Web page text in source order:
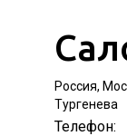
Россия,
Тургенева
Телефон: